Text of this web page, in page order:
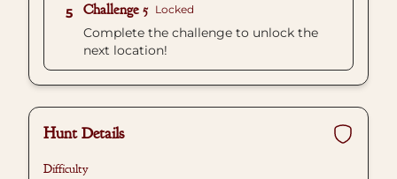
5 Challenge 5 Locked
Complete the challenge to unlock the
next location!
Hunt Details
Difficulty